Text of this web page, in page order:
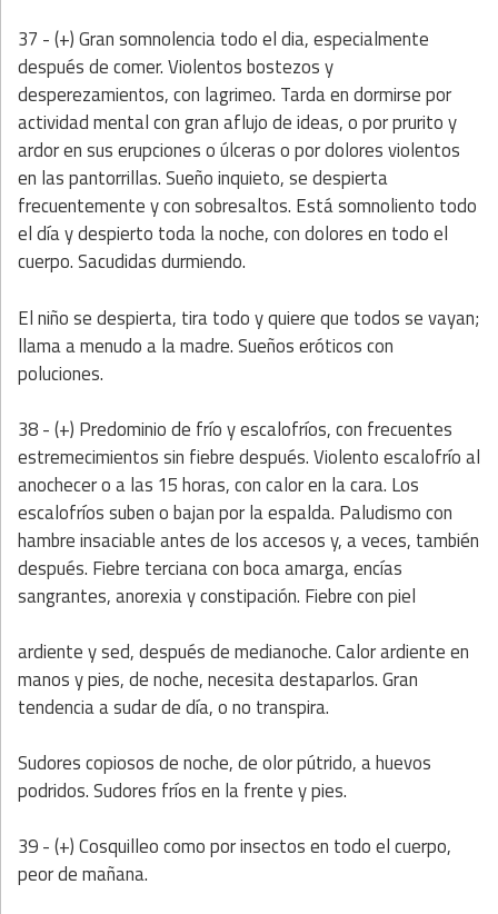
37 - (+) Gran somnolencia todo el dia, especialmente
después de comer. Violentos bostezos y
desperezamientos, con lagrimeo. Tarda en dormirse por
actividad mental con gran aflujo de ideas, o por prurito y
ardor en sus erupciones o úlceras o por dolores violentos
en las pantorrillas. Sueño inquieto, se despierta
frecuentemente y con sobresaltos. Está somnoliento todo
el día y despierto toda la noche, con dolores en todo el
cuerpo. Sacudidas durmiendo.
El niño se despierta, tira todo y quiere que todos se vayan;
llama a menudo a la madre. Sueños eróticos con
poluciones.
38 - (+) Predominio de frío y escalofríos, con frecuentes
estremecimientos sin fiebre después. Violento escalofrío al
anochecer o a las 15 horas, con calor en la cara. Los
escalofríos suben o bajan por la espalda. Paludismo con
hambre insaciable antes de los accesos y, a veces, también
después. Fiebre terciana con boca amarga, encías
sangrantes, anorexia y constipación. Fiebre con piel
ardiente y sed, después de medianoche. Calor ardiente en
manos y pies, de noche, necesita destaparlos. Gran
tendencia a sudar de día, o no transpira.
Sudores copiosos de noche, de olor pútrido, a huevos
podridos. Sudores fríos en la frente y pies.
39 - (+) Cosquilleo como por insectos en todo el cuerpo,
peor de mañana.